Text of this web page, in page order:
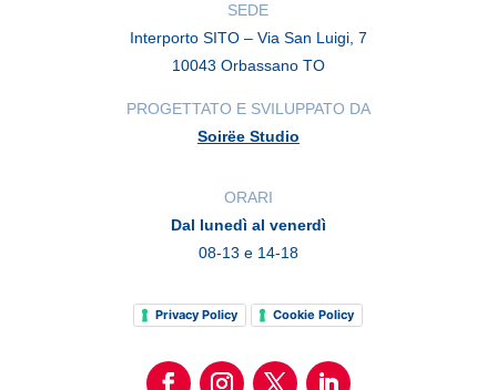
SEDE
Interporto SITO – Via San Luigi, 7
10043 Orbassano TO
PROGETTATO E SVILUPPATO DA
Soirëe Studio
ORARI
Dal lunedì al venerdì
08-13 e 14-18
Privacy Policy Cookie Policy